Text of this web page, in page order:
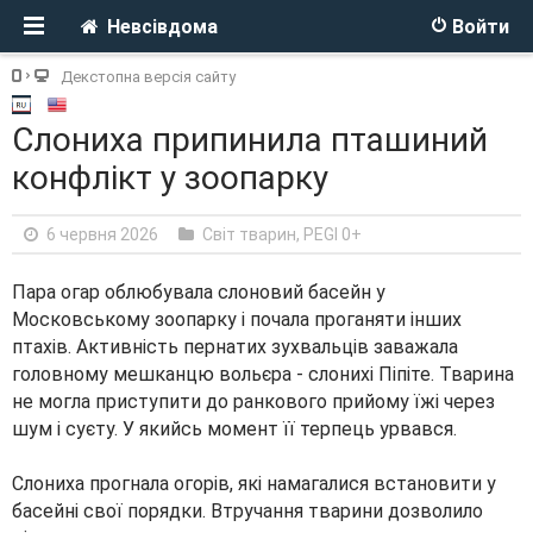
Войти
Невсівдома
Декстопна версія сайту
Слониха припинила пташиний
конфлікт у зоопарку
6 червня 2026 Світ тварин, PEGI 0+
Пара огар облюбувала слоновий басейн у
Московському зоопарку і почала проганяти інших
птахів. Активність пернатих зухвальців заважала
головному мешканцю вольєра - слонихі Піпіте. Тварина
не могла приступити до ранкового прийому їжі через
шум і суєту. У якийсь момент її терпець урвався.
Слониха прогнала огорів, які намагалися встановити у
басейні свої порядки. Втручання тварини дозволило